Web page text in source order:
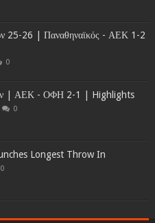
25-26 | Παναθηναϊκός - ΑΕΚ 1-2
0
| ΑΕΚ - ΟΦΗ 2-1 | Highlights
0
Longest Throw In
0